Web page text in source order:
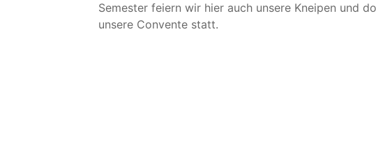
Semester feiern wir hier auch unsere Kneipen und
unsere Convente statt.